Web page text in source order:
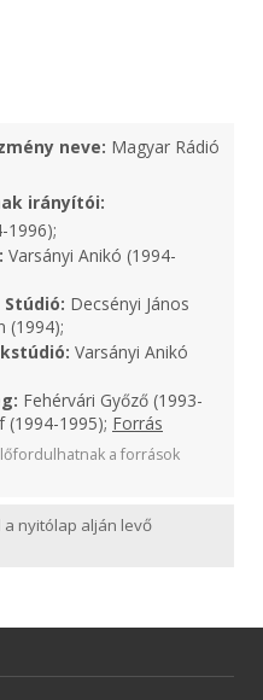
neve: Magyar Rádió
irányítói:
1996);
Varsányi Anikó (1994-
Decsényi János
(1994);
Varsányi Anikó
Fehérvári Győző (1993-
(1994-1995); Forrás
a források
a nyitólap alján levő